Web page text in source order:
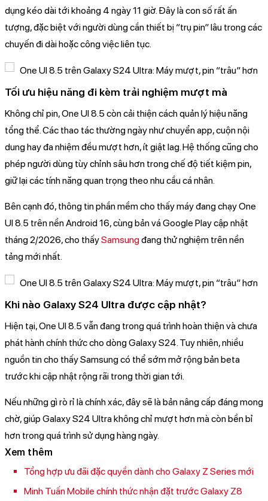
dụng kéo dài tới khoảng 4 ngày 11 giờ. Đây là con số rất ấn
tượng, đặc biệt với người dùng cần thiết bị “trụ pin” lâu trong các
chuyến đi dài hoặc công việc liên tục.
Tối ưu hiệu năng đi kèm trải nghiệm mượt mà
Không chỉ pin, One UI 8.5 còn cải thiện cách quản lý hiệu năng
tổng thể. Các thao tác thường ngày như chuyển app, cuộn nội
dung hay đa nhiệm đều mượt hơn, ít giật lag. Hệ thống cũng cho
phép người dùng tùy chỉnh sâu hơn trong chế độ tiết kiệm pin,
giữ lại các tính năng quan trọng theo nhu cầu cá nhân.
Bên cạnh đó, thông tin phần mềm cho thấy máy đang chạy One
UI 8.5 trên nền Android 16, cùng bản vá Google Play cập nhật
tháng 2/2026, cho thấySamsungđang thử nghiệm trên nền
tảng mới nhất.
Khi nào Galaxy S24 Ultra được cập nhật?
Hiện tại, One UI 8.5 vẫn đang trong quá trình hoàn thiện và chưa
phát hành chính thức cho dòng Galaxy S24. Tuy nhiên, nhiều
nguồn tin cho thấy Samsung có thể sớm mở rộng bản beta
trước khi cập nhật rộng rãi trong thời gian tới.
Nếu những gì rò rỉ là chính xác, đây sẽ là bản nâng cấp đáng mong
chờ, giúp Galaxy S24 Ultra không chỉ mượt hơn mà còn bền bỉ
hơn trong quá trình sử dụng hàng ngày.
Xem thêm
Tổng hợp ưu đãi đặc quyền dành cho Galaxy Z Series mới
Minh Tuấn Mobile chính thức nhận đặt trước Galaxy Z8